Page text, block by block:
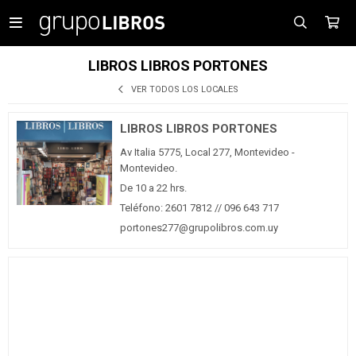

LIBROS LIBROS PORTONES
VER TODOS LOS LOCALES
LIBROS LIBROS PORTONES
Av Italia 5775, Local 277, Montevideo -
Montevideo.
De 10 a 22 hrs.
Teléfono: 2601 7812 // 096 643 717
portones277@grupolibros.com.uy